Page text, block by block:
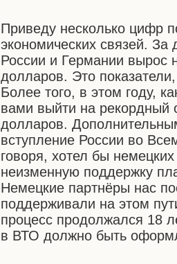
Приведу несколько цифр
экономических связей. За
России и Германии вырос
долларов. Это
Более того, в этом году,
вами выйти на
долларов.
вступление России во
говоря, хотел бы
неизменную поддержку
Немецкие партнёры нас
поддерживали на этом
процесс продолжался 18
в ВТО должно быть